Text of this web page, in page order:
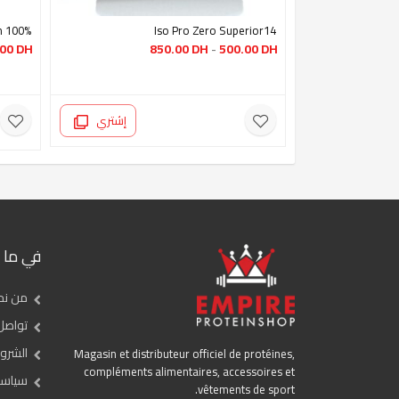
Iso Pro Zero Superior14
500.00DH
-
850.00DH
إشتري
100% Vegan Protein 500g – Tesla Nutrition
DH
Magasin et distributeur officiel de protéines,
compléments alimentaires, accessoires et
vêtements de sport.
في ما
من